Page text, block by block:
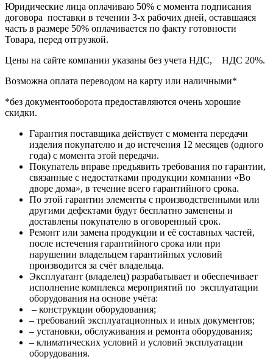
Юридические лица оплачиваю 50% с момента подписания
договора поставки в течении 3-х рабочих дней, оставшаяся
часть в размере 50% оплачивается по факту готовности
Товара, перед отгрузкой.
Цены на сайте компании указаны без учета НДС, НДС 20%.
Возможна оплата переводом на карту или наличными*
*без документооборота предоставляются очень хорошие
скидки.
Гарантия поставщика действует с момента передачи
изделия покупателю и до истечения 12 месяцев (одного
года) с момента этой передачи.
Покупатель вправе предъявить требования по гарантии,
связанные с недостатками продукции компании «Во
дворе дома», в течение всего гарантийного срока.
По этой гарантии элементы с производственными или
другими дефектами будут бесплатно заменены и
доставлены покупателю в оговоренный срок.
Ремонт или замена продукции и её составных частей,
после истечения гарантийного срока или при
нарушении владельцем гарантийных условий
производится за счёт владельца.
Эксплуатант (владелец) разрабатывает и обеспечивает
исполнение комплекса мероприятий по эксплуатации
оборудования на основе учёта:
– конструкции оборудования;
– требований эксплуатационных и иных документов;
– установки, обслуживания и ремонта оборудования;
– климатических условий и условий эксплуатации
оборудования.